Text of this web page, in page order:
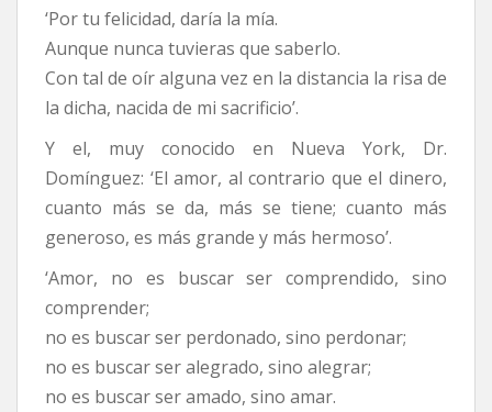
‘Por tu felicidad, daría la mía.
Aunque nunca tuvieras que saberlo.
Con tal de oír alguna vez en la distancia la risa de
la dicha, nacida de mi sacrificio’.
Y el, muy conocido en Nueva York, Dr.
Domínguez: ‘El amor, al contrario que el dinero,
cuanto más se da, más se tiene; cuanto más
generoso, es más grande y más hermoso’.
‘Amor, no es buscar ser comprendido, sino
comprender;
no es buscar ser perdonado, sino perdonar;
no es buscar ser alegrado, sino alegrar;
no es buscar ser amado, sino amar.